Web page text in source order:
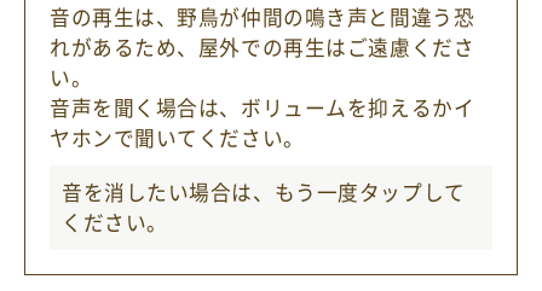
音の再生は、野鳥が仲間の鳴き声と間違う恐
れがあるため、屋外での再生はご遠慮くださ
い。
音声を聞く場合は、ボリュームを抑えるかイ
ヤホンで聞いてください。
音を消したい場合は、もう一度タップ して
ください。